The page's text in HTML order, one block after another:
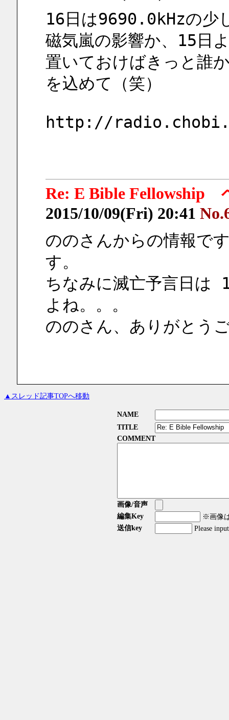
16日は9690.0kHzの少
磁気嵐の影響か、15日
置いておけばきっと誰
を込めて（笑）
http://
Re: E Bible Fellowship
2015/10/09(Fri) 20:41
ののさんからの情報で
す。
ちなみに滅亡予言日は
よね。。。
ののさん、ありがとう
▲スレッド記事TOPへ移動
NAME
TITLE
COMMENT
画像/音声
編集Key
※画像
送信key
Please